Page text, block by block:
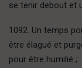
se tenir debout et
1092. Un temps
être élagué et
pour être humilié ;